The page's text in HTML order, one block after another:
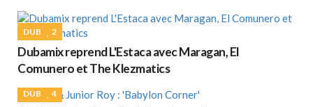
DUB 2
Dubamix reprend L'Estaca avec Maragan, El
Comunero et The Klezmatics
DUB 4